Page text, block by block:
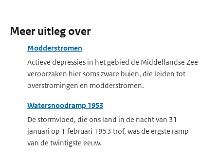
Meer uitleg over
Modderstromen
Actieve depressies in het gebied de Middellandse Zee
veroorzaken hier soms zware buien, die leiden tot
overstromingen en modderstromen.
Watersnoodramp 1953
De stormvloed, die ons land in de nacht van 31
januari op 1 februari 1953 trof, was de ergste ramp
van de twintigste eeuw.